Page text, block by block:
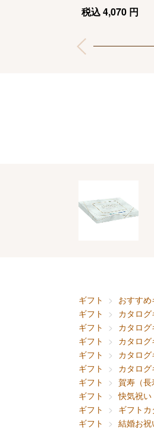
税込4,070 円
ギフト おすすめ
ギフト
カタログ
ギフト
カタログ
ギフト
カタログ
ギフト
カタログ
ギフト
カタログ
ギフト
賀寿（長
ギフト
快気祝い
ギフト
ギフト
ギフト
結婚お祝